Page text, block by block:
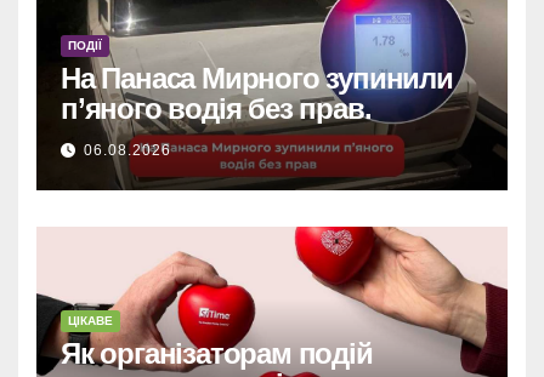
ПОДІЇ
На Панаса Мирного зупинили
п’яного водія без прав.
06.08.2026
ЦІКАВЕ
Як організаторам подій